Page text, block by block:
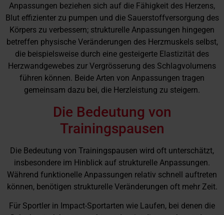
Anpassungen beziehen sich auf die Fähigkeit des Herzens,
Blut effizienter zu pumpen und die Sauerstoffversorgung des
Körpers zu verbessern; strukturelle Anpassungen hingegen
betreffen physische Veränderungen des Herzmuskels selbst,
die beispielsweise durch eine gesteigerte Elastizität des
Herzwandgewebes zur Vergrösserung des Schlagvolumens
führen können. Beide Arten von Anpassungen tragen
gemeinsam dazu bei, die Herzleistung zu steigern.
Die Bedeutung von
Trainingspausen
Die Bedeutung von Trainingspausen wird oft unterschätzt,
insbesondere im Hinblick auf strukturelle Anpassungen.
Während funktionelle Anpassungen relativ schnell auftreten
können, benötigen strukturelle Veränderungen oft mehr Zeit.
Für Sportler in Impact-Sportarten wie Laufen, bei denen die